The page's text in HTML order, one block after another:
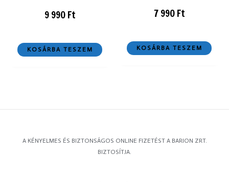
9 990Ft
KOSÁRBA TESZEM
7 990Ft
KOSÁRBA TESZEM
A KÉNYELMES ÉS BIZTONSÁGOS ONLINE FIZETÉST A BARION ZRT.
BIZTOSÍTJA.